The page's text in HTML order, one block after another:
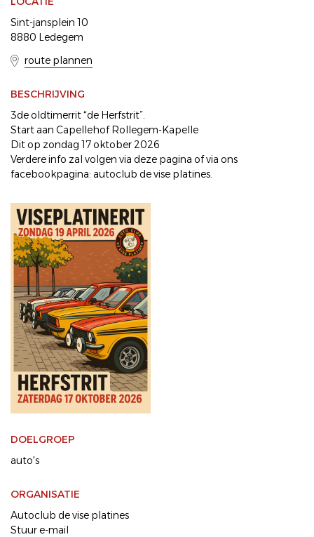
Sint-jansplein 10
8880 Ledegem
route plannen
BESCHRIJVING
3de oldtimerrit “de Herfstrit”.
Start aan Capellehof Rollegem-Kapelle
Dit op zondag 17 oktober 2026
Verdere info zal volgen via deze pagina of via ons
facebookpagina: autoclub de vise platines.
DOELGROEP
auto's
ORGANISATIE
Autoclub de vise platines
Stuur e-mail